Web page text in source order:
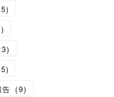
)
)
)
)
(9)